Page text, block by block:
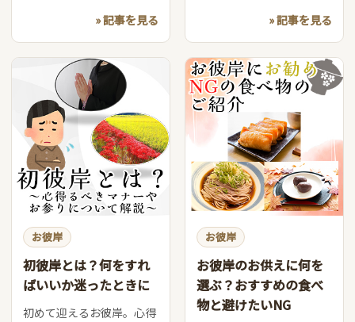
» 記事を見る
» 記事を見る
お彼岸
初彼岸とは？何をすれ
ばいいか迷ったときに
初めて迎えるお彼岸。心得
お彼岸
お彼岸のお供えに何を
選ぶ？おすすめの食べ
物と避けたいNG